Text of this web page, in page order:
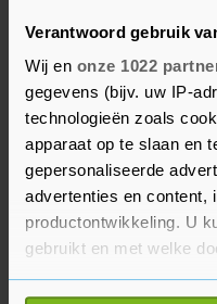
Verantwoord gebruik
Wij en onze 1022
gegevens (bijv. uw IP-
technologieën zoals
apparaat op te slaan en
gepersonaliseerde
advertenties en content,
productontwikkeling. U
gebruikt en met welke
mensenrechten en
geld en macht!"
vreedzame
xenofobie zijn niet
Diverse politieke
en PvdA Amsterdam,
komen. Behalve
de stichting